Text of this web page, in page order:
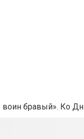
бравый». Ко